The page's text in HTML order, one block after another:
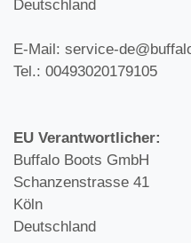
Deutschland
E-Mail: service-
Tel.: 00493020179105
EU Verantwortlicher:
Buffalo Boots GmbH
Schanzenstrasse 41
Köln
Deutschland